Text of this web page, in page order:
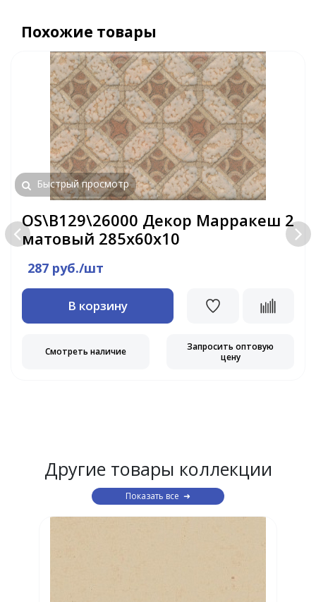
Похожие товары
Быстрый просмотр
OS\B129\26000 Декор Марракеш 2
матовый 285х60х10
287 руб./шт
В корзину
Смотреть наличие
Запросить оптовую
цену
Другие товары коллекции
Показать все